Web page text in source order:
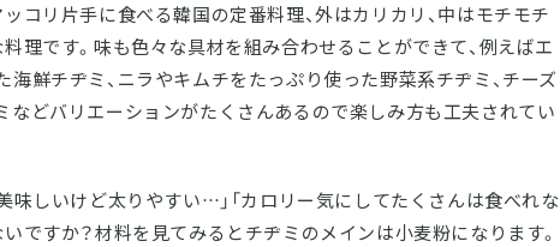
コリ片手に食べる韓国の定番料理、外はカリカリ、中はモチモチ
料理です。味も色々な具材を組み合わせることができて、例えばエ
海鮮チヂミ、ニラやキムチをたっぷり使った野菜系チヂミ、チーズ
などバリエーションがたくさんあるので楽しみ方も工夫されてい
美味しいけど太りやすい…」「カロリー気にしてたくさんは食べれな
いですか？材料を見てみるとチヂミのメインは小麦粉になります。